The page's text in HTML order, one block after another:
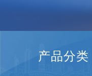
产品分类